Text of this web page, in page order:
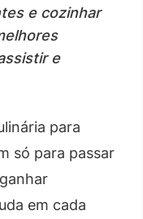
e cozinhar
e
para
só para passar
em cada